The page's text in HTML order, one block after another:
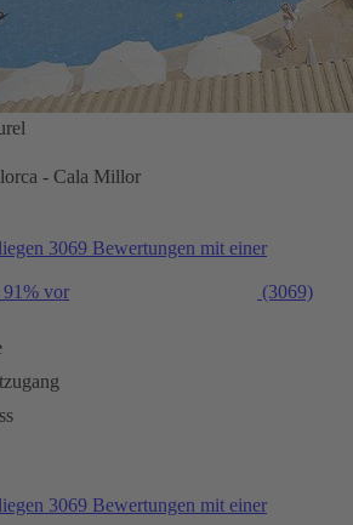
- Cala Millor
3069 Bewertungen mit einer
vor
(3069)
3069 Bewertungen mit einer